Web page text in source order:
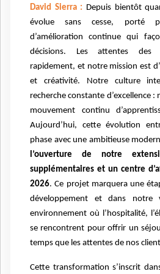
David Sierra : Depuis bientôt
évolue sans cesse, porté
d’amélioration continue qui
décisions. Les attentes des
rapidement, et notre mission est
et créativité. Notre culture
recherche constante d’excellence :
mouvement continu
Aujourd’hui, cette évolution
phase avec une ambitieuse
l’ouverture de notre
supplémentaires et un centre
2026. Ce projet marquera une
développement et dans notre
environnement où l’hospitalité,
se rencontrent pour offrir un
temps que les attentes de nos
Cette transformation s’inscrit